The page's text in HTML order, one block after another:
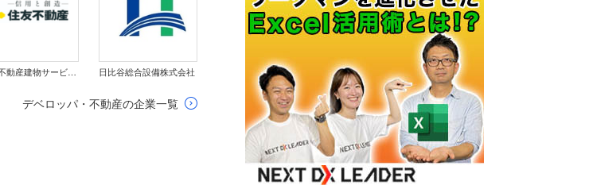
住友不動産建物サービス株式会社 日比谷総合設備株式会社
デベロッパ・不動産の企業一覧